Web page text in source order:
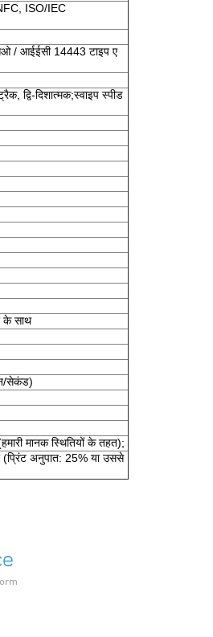
ISO/IEC
/ आईईसी 14443 टाइप ए
दिशात्मक;स्वाइप स्पीड
के साथ
सेकंड)
मानक स्थितियों के तहत);
(प्रिंट अनुपात: 25% या उससे